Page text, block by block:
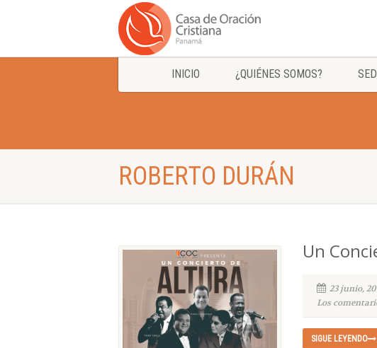
INICIO ¿QUIÉNES SOMOS?
ROBERTO DURÁN
Un
23 junio,
Los
SIGUE LEYENDO